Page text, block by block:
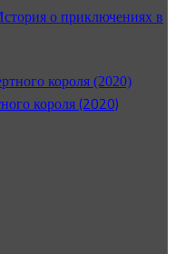
о приключениях в
короля (2020)